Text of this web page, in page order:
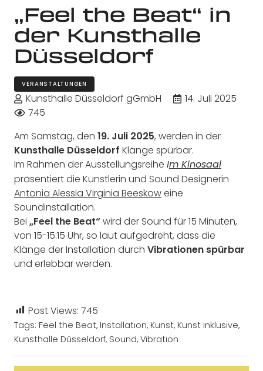
„Feel the Beat“ in
der Kunsthalle
Düsseldorf
VERANSTALTUNGEN
Kunsthalle Düsseldorf gGmbH
14. Juli 2025
745
Am Samstag, den 19. Juli 2025, werden in der
Kunsthalle Düsseldorf Klänge spürbar.
Im Rahmen der Ausstellungsreihe Im Kinosaal
präsentiert die Künstlerin und Sound Designerin
Antonia Alessia Virginia Beeskoweine
Soundinstallation.
Bei „Feel the Beat“ wird der Sound für 15 Minuten,
von 15-15:15 Uhr, so laut aufgedreht, dass die
Klänge der Installation durch Vibrationen spürbar
und erlebbar werden.
Post Views: 745
Tags: Feel the Beat, Installation, Kunst, Kunst inklusive,
Kunsthalle Düsseldorf, Sound, Vibration